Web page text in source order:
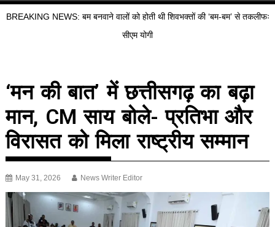
BREAKING NEWS: बम बनवाने वालों को होती थी शिवभक्तों की ‘बम-बम’ से तकलीफः
सीएम योगी
‘मन की बात’ में छत्तीसगढ़ का बढ़ा
मान, CM साय बोले- प्रतिभा और
विरासत को मिला राष्ट्रीय सम्मान
May 31, 2026 News Writer Editor